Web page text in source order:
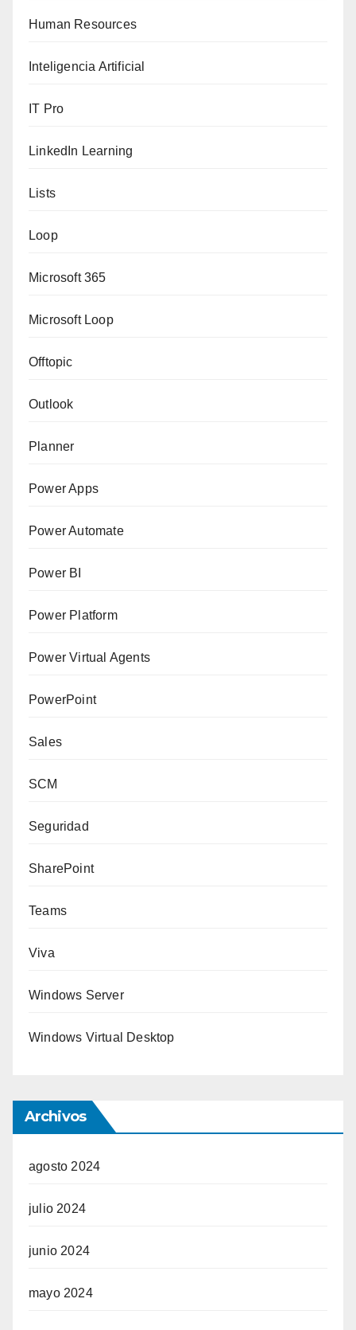
Human Resources
Inteligencia Artificial
IT Pro
LinkedIn Learning
Lists
Loop
Microsoft 365
Microsoft Loop
Offtopic
Outlook
Planner
Power Apps
Power Automate
Power BI
Power Platform
Power Virtual Agents
PowerPoint
Sales
SCM
Seguridad
SharePoint
Teams
Viva
Windows Server
Windows Virtual Desktop
Archivos
agosto 2024
julio 2024
junio 2024
mayo 2024